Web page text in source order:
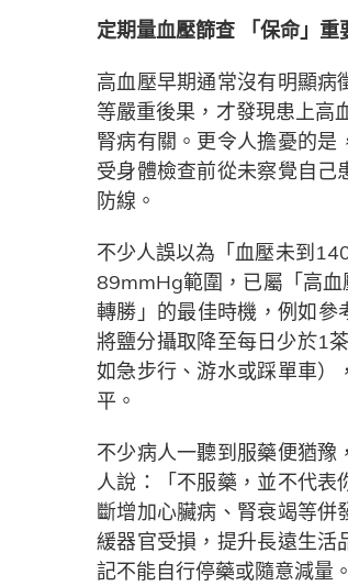
定期量血壓篩查 「保命」重
高血壓早期通常沒有明顯
等嚴重後果，才發現患上高
腎病有關。更令人擔憂的
受身體檢查前從未察覺自己
防線。
不少人誤以為「血壓未到
89mmHg範圍，已屬「高血
轉勝」的最佳時機，例如
將鹽分攝取降至每日少於1
如急步行、游水或踩單車）
平。
不少病人一聽到服藥便猶
人說：「不服藥，並不代表
斷增加心臟病、腎衰竭等
緩器官受損，提升長遠生活
記不能自行停藥或隨意減量。